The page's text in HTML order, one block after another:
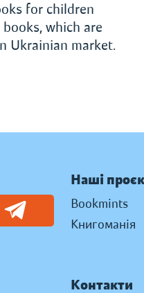
for children
which are
Ukrainian market.
Наші
Bookmints
Книгоманія
Контакти